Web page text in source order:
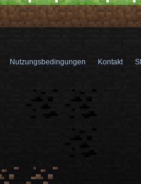
Nutzungsbedingungen Kontakt